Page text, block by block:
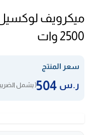
2500 وات
سعر المنتج
ر.س ( يشمل